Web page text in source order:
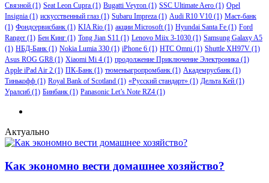
Связной (1) Seat Leon Cupra (1) Bugatti Veyron (1) SSC Ultimate Aero (1) Opel
Insignia (1) искусственный глаз (1) Subaru Impreza (1) Audi R10 V10 (1) Маст-банк
(1) Фондсервисбанк (1) KIA Rio (1) акции Microsoft(1) Hyundai Santa Fe (1) Ford
Ranger (1) Бен Кинг (1) Tong Jian S11 (1) Lenovo Miix 3-1030 (1) Samsung Galaxy A5
(1) НБД-Банк (1) Nokia Lumia 330 (1) iPhone 6 (1) HTC Omni (1) Shuttle XH97V (1)
Asus ROG GR8 (1) Xiaomi Mi 4 (1) продолжение Приключение Электроника (1)
Apple iPad Air 2 (1) ПК-Банк (1) тюменьагропромбанк (1) Академрусбанк (1)
Тинькофф (1) Royal Bank of Scotland (1) «Русский стандарт» (1) Дельта Кей (1)
Уралсиб (1) Бинбанк (1) Panasonic Let’s Note RZ4 (1)
Актуально
Как экономно вести домашнее хозяйство?